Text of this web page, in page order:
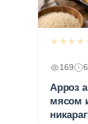
169
Арроз
мясом